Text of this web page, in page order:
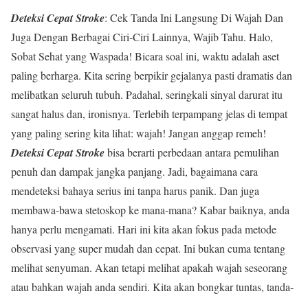
Deteksi Cepat Stroke: Cek Tanda Ini Langsung Di Wajah Dan
Juga Dengan Berbagai Ciri-Ciri Lainnya, Wajib Tahu. Halo,
Sobat Sehat yang Waspada! Bicara soal ini, waktu adalah aset
paling berharga. Kita sering berpikir gejalanya pasti dramatis dan
melibatkan seluruh tubuh. Padahal, seringkali sinyal darurat itu
sangat halus dan, ironisnya. Terlebih terpampang jelas di tempat
yang paling sering kita lihat: wajah! Jangan anggap remeh!
Deteksi Cepat Strokebisa berarti perbedaan antara pemulihan
penuh dan dampak jangka panjang. Jadi, bagaimana cara
mendeteksi bahaya serius ini tanpa harus panik. Dan juga
membawa-bawa stetoskop ke mana-mana? Kabar baiknya, anda
hanya perlu mengamati. Hari ini kita akan fokus pada metode
observasi yang super mudah dan cepat. Ini bukan cuma tentang
melihat senyuman. Akan tetapi melihat apakah wajah seseorang
atau bahkan wajah anda sendiri. Kita akan bongkar tuntas, tanda-